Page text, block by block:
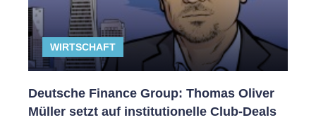
WIRTSCHAFT
Deutsche Finance Group: Thomas Oliver
Müller setzt auf institutionelle Club-Deals